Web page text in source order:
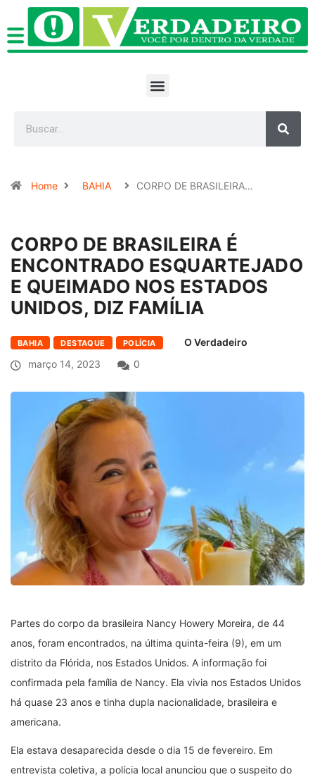
Home BAHIA CORPO DE BRASILEIRA…
CORPO DE BRASILEIRA É
ENCONTRADO ESQUARTEJADO
E QUEIMADO NOS ESTADOS
UNIDOS, DIZ FAMÍLIA
BAHIA DESTAQUE POLÍCIA
O Verdadeiro
março 14, 2023
0
Partes do corpo da brasileira Nancy Howery Moreira, de 44
anos, foram encontrados, na última quinta-feira (9), em um
distrito da Flórida, nos Estados Unidos. A informação foi
confirmada pela família de Nancy. Ela vivia nos Estados Unidos
há quase 23 anos e tinha dupla nacionalidade, brasileira e
americana.
Ela estava desaparecida desde o dia 15 de fevereiro. Em
entrevista coletiva, a polícia local anunciou que o suspeito do